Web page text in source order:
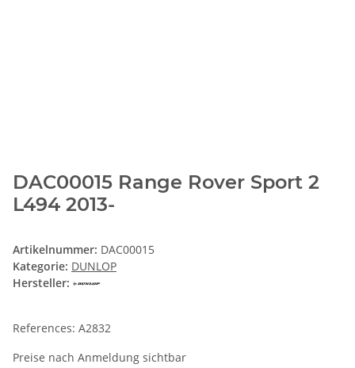
DAC00015 Range Rover Sport 2
L494 2013-
Artikelnummer: DAC00015
Kategorie: DUNLOP
Hersteller:
References: A2832
Preise nach Anmeldung sichtbar